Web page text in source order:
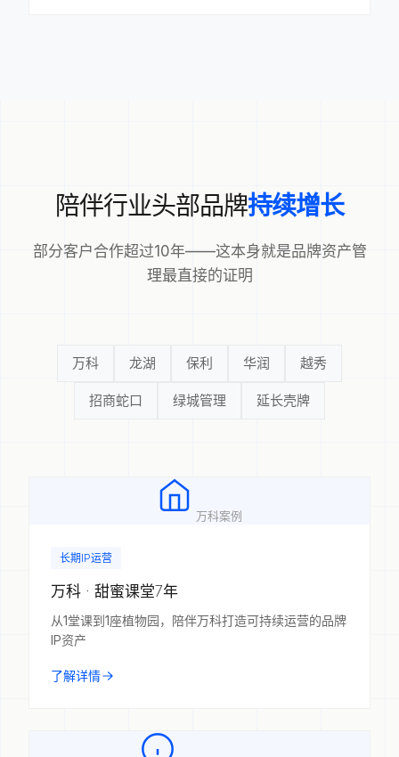
陪伴行业头部品牌持续增长
部分客户合作超过10年——这本身就是品牌资产管
理最直接的证明
万科 龙湖 保利 华润 越秀
招商蛇口 绿城管理 延长壳牌
万科案例
长期IP运营
万科 · 甜蜜课堂7年
从1堂课到1座植物园，陪伴万科打造可持续运营的品牌
IP资产
了解详情